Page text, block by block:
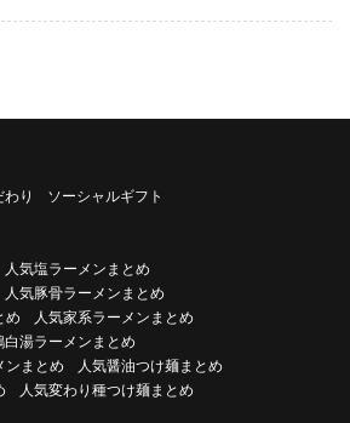
り ソーシャルギフト
人気塩ラーメンまとめ
人気豚骨ラーメンまとめ
め
人気家系ラーメンまとめ
白湯ラーメンまとめ
ンまとめ
人気醤油つけ麺まとめ
人気変わり種つけ麺まとめ